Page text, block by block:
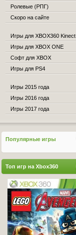
Ролевые (РПГ)
Скоро на сайте
Игры для XBOX360 Kinect
Игры для XBOX ONE
Софт для XBOX
Игры для PS4
Игры 2015 года
Игры 2016 года
Игры 2017 года
Популярные игры
Топ игр на Xbox360